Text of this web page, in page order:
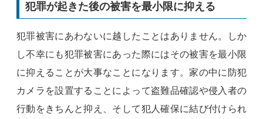
犯罪が起きた後の被害を最小限に抑える
犯罪被害にあわないに越したことはありません。しか
し不幸にも犯罪被害にあった際にはその被害を最小限
に抑えることが大事なことになります。家の中に防犯
カメラを設置することによって盗難品確認や侵入者の
行動をきちんと抑え、そして犯人確保に結び付けられ